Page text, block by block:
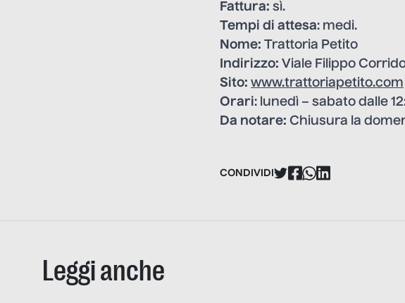
Fattura: sì.
Tempi di attesa: medi.
Nome: Trattoria Petito
Indirizzo: Viale Filippo
Sito: www.trattoriapetito.com
Orari: lunedì – sabato dalle
Da notare: Chiusura la
CONDIVIDI
Leggi anche